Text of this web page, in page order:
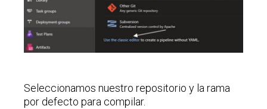
Seleccionamos nuestro repositorio y la rama
por defecto para compilar.